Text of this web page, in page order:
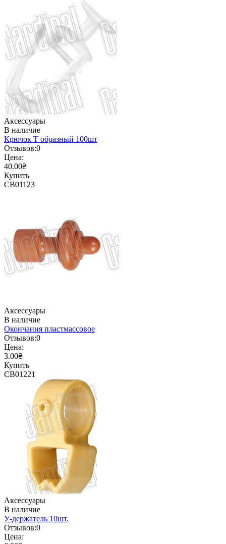
Аксессуары
В наличие
Крючок Т образный 100шт
Отзывов:0
Цена:
40.00₴
Купить
CB01123
Аксессуары
В наличие
Окончания пластмассовое
Отзывов:0
Цена:
3.00₴
Купить
CB01221
Аксессуары
В наличие
У-держатель 10шт.
Отзывов:0
Цена: